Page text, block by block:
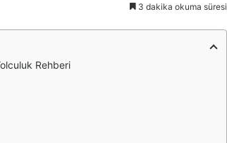
3 dakika okuma süresi
Rehberi